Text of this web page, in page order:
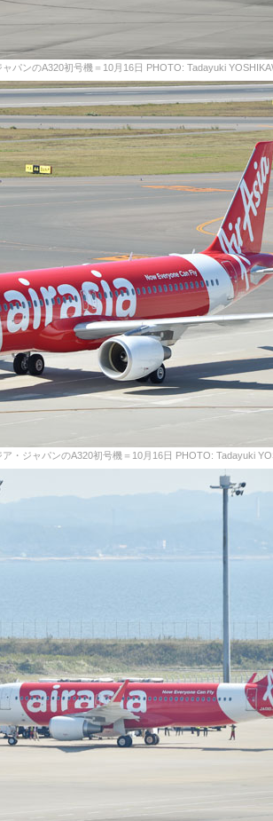
パンのA320初号機＝10月16日 PHOTO: Tadayuki
・ジャパンのA320初号機＝10月16日 PHOTO: Tadayuki